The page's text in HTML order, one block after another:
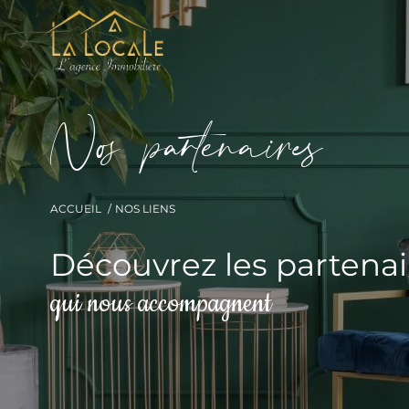
No patenaie
ACCUEIL NOS LIENS
Découvrez les
qui nous accompagnent